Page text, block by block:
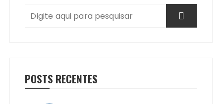
POSTS RECENTES